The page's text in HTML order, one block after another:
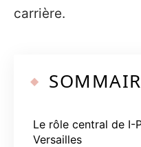
carrière.
Le rôle central de I-
Versailles